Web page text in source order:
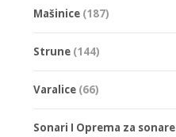
Mašinice (187)
Strune (144)
Varalice (66)
Sonari I Oprema za sonare